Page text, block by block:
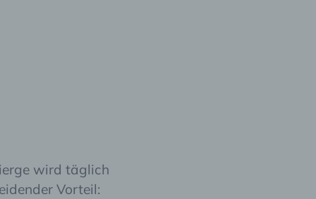
wird täglich
Vorteil: